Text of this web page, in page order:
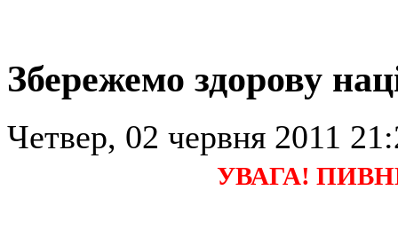
Збережемо здорову
Четвер, 02 червня 2011
УВАГА!